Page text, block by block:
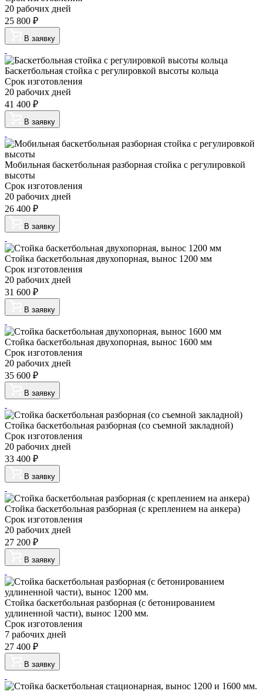
20 рабочих дней
25 800 ₽
В заявку
Баскетбольная стойка с регулировкой высоты кольца
Срок изготовления
20 рабочих дней
41 400 ₽
В заявку
Мобильная баскетбольная разборная стойка с регулировкой
высоты
Срок изготовления
20 рабочих дней
26 400 ₽
В заявку
Стойка баскетбольная двухопорная, вынос 1200 мм
Срок изготовления
20 рабочих дней
31 600 ₽
В заявку
Стойка баскетбольная двухопорная, вынос 1600 мм
Срок изготовления
20 рабочих дней
35 600 ₽
В заявку
Стойка баскетбольная разборная (со съемной закладной)
Срок изготовления
20 рабочих дней
33 400 ₽
В заявку
Стойка баскетбольная разборная (с креплением на анкера)
Срок изготовления
20 рабочих дней
27 200 ₽
В заявку
Стойка баскетбольная разборная (с бетонированием
удлиненной части), вынос 1200 мм.
Срок изготовления
7 рабочих дней
27 400 ₽
В заявку